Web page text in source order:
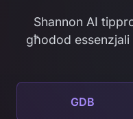
Shannon AI
għodod
GDB